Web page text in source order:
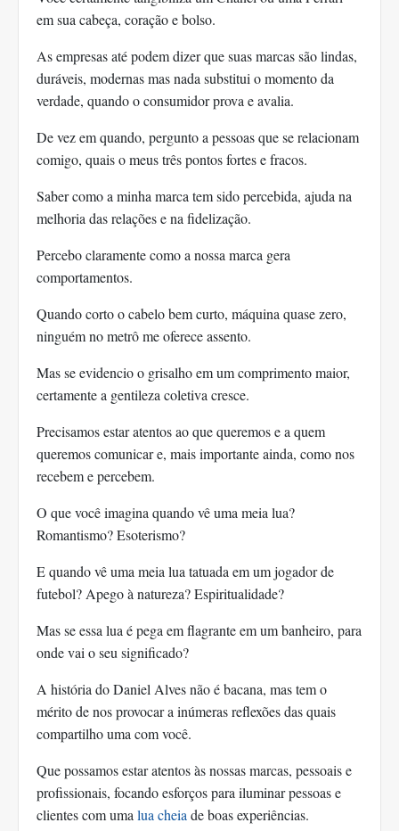
em sua cabeça, coração e bolso.
As empresas até podem dizer que suas marcas são lindas,
duráveis, modernas mas nada substitui o momento da
verdade, quando o consumidor prova e avalia.
De vez em quando, pergunto a pessoas que se relacionam
comigo, quais o meus três pontos fortes e fracos.
Saber como a minha marca tem sido percebida, ajuda na
melhoria das relações e na fidelização.
Percebo claramente como a nossa marca gera
comportamentos.
Quando corto o cabelo bem curto, máquina quase zero,
ninguém no metrô me oferece assento.
Mas se evidencio o grisalho em um comprimento maior,
certamente a gentileza coletiva cresce.
Precisamos estar atentos ao que queremos e a quem
queremos comunicar e, mais importante ainda, como nos
recebem e percebem.
O que você imagina quando vê uma meia lua?
Romantismo? Esoterismo?
E quando vê uma meia lua tatuada em um jogador de
futebol? Apego à natureza? Espiritualidade?
Mas se essa lua é pega em flagrante em um banheiro, para
onde vai o seu significado?
A história do Daniel Alves não é bacana, mas tem o
mérito de nos provocar a inúmeras reflexões das quais
compartilho uma com você.
Que possamos estar atentos às nossas marcas, pessoais e
profissionais, focando esforços para iluminar pessoas e
clientes com uma lua cheia de boas experiências.